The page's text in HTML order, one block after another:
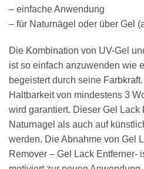
– einfache Anwendung
– für Naturnägel oder über Gel
Die Kombination von UV-Gel
ist so einfach anzuwenden wie
begeistert durch seine
Haltbarkeit von mindestens 3
wird garantiert. Dieser Gel Lack
Naturnagel als auch auf
werden. Die Abnahme von Gel
Remover – Gel Lack Entferner-